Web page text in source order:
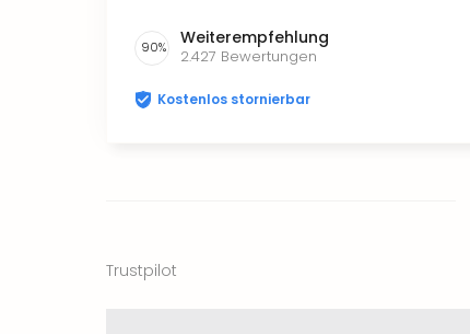
90% Weiterempfehlung
2.427 Bewertungen
Kostenlos stornierbar
Trustpilot